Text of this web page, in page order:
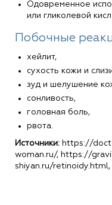
Одовременное
или гликолевой
Побочные
хейлит,
сухость кожи и
зуд и шелушение
сонливость,
головная боль,
рвота.
Источники: https://
woman.ru/, https://
shiyan.ru/